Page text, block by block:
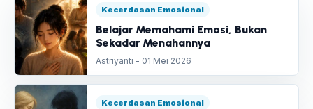
Kecerdasan Emosional
Belajar Memahami Emosi, Bukan
Sekadar Menahannya
Astriyanti - 01 Mei 2026
Kecerdasan Emosional